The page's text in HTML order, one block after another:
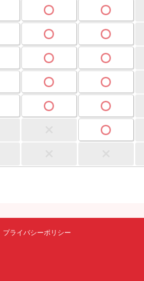
プライバシーポリシー